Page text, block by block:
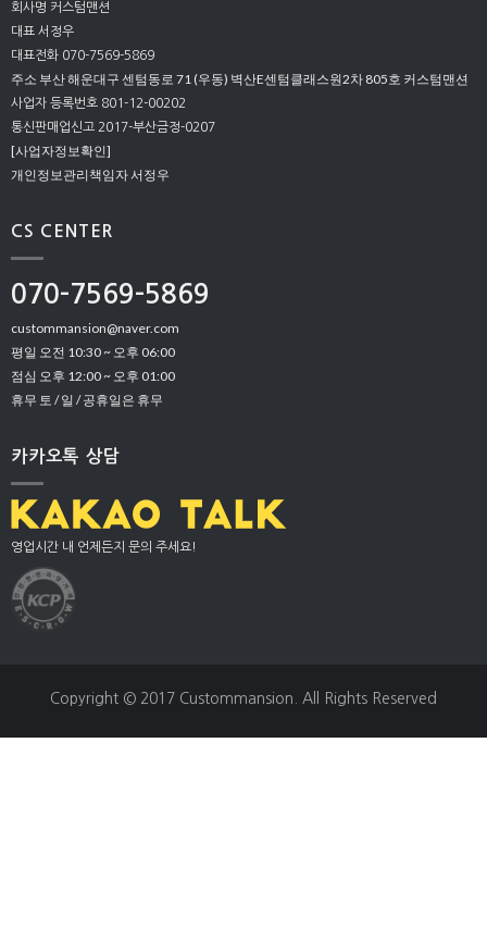
회사명 커스텀맨션
대표 서정우
대표전화 070-7569-5869
주소 부산 해운대구 센텀동로 71 (우동) 벽산E센텀클래스원2차 805호 커스텀맨션
사업자 등록번호 801-12-00202
통신판매업신고 2017-부산금정-0207
[사업자정보확인]
개인정보관리책임자 서정우
CS CENTER
070-7569-5869
custommansion@naver.com
평일 오전 10:30 ~ 오후 06:00
점심 오후 12:00 ~ 오후 01:00
휴무 토 / 일 / 공휴일은 휴무
카카오톡 상담
영업시간 내 언제든지 문의 주세요!
Copyright © 2017 Custommansion. All Rights Reserved